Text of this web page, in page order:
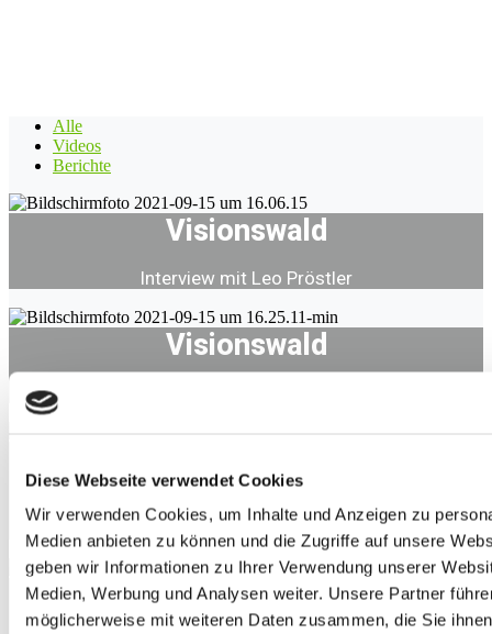
Diese Webseite verwendet Cookies
Wir verwenden Cookies, um Inhalte und Anzeigen zu
Medien anbieten zu können und die Zugriffe auf unsere
geben wir Informationen zu Ihrer Verwendung unserer
Medien, Werbung und Analysen weiter. Unsere Partner
möglicherweise mit weiteren Daten zusammen, die Sie
Alle
Videos
Berichte
Visionswald
Interview mit Leo Pröstler
Visionswald
Neues MehrWERT-Magazin unter dem Motto „Die Welt ist
voller Lösungen“
MehrWERT-Magazin